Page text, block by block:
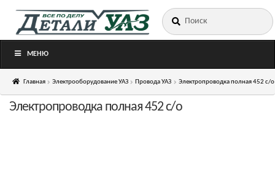
Перейти
Перейти
Искать:
МЕНЮ
Главная Электрооборудование УАЗ Провода УАЗ Электропроводка полная 452 с/о
Электропроводка полная 452 с/о